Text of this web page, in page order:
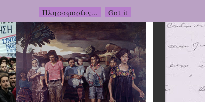
Πληροφορίες... Got it